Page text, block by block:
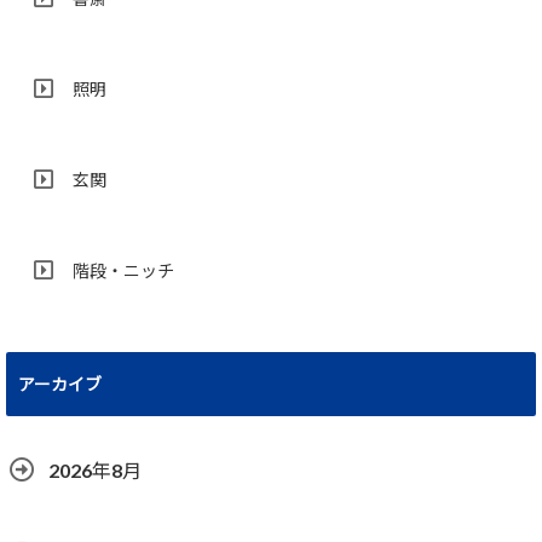
照明
玄関
階段・ニッチ
アーカイブ
2026年8月